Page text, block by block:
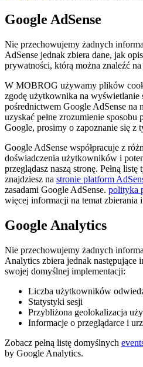
Google AdSense
Nie przechowujemy żadnych
AdSense jednak zbiera dane, jak
prywatności, którą można znaleźć na
W MOBROG używamy plików
zgodę użytkownika na wyświetlanie
pośrednictwem Google AdSense na
uzyskać pełne zrozumienie sposobu
Google, prosimy o zapoznanie się z
Google AdSense współpracuje z
doświadczenia użytkowników i
przeglądasz naszą stronę. Pełną
znajdziesz na stronie platform
zasadami Google AdSense. polityka
więcej informacji na temat zbierania
Google Analytics
Nie przechowujemy żadnych
Analytics zbiera jednak następujące
swojej domyślnej implementacji:
Liczba użytkowników
Statystyki sesji
Przybliżona geolokalizacja
Informacje o przeglądarce i
Zobacz pełną listę domyślnych
by Google Analytics.